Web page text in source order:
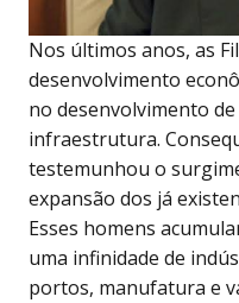
Nos últimos anos, as
desenvolvimento
no desenvolvimento
infraestrutura.
testemunhou o
expansão dos já
Esses homens
uma infinidade de
portos, manufatura e